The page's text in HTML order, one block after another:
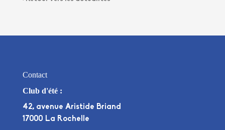
Contact
Club d'été :
42, avenue Aristide Briand
17000 La Rochelle